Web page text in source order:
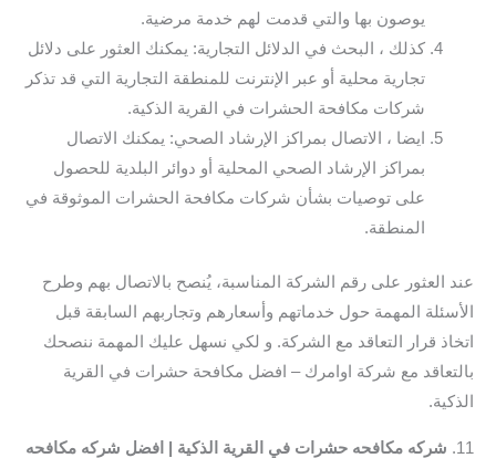
يوصون بها والتي قدمت لهم خدمة مرضية.
كذلك ، البحث في الدلائل التجارية: يمكنك العثور على دلائل
تجارية محلية أو عبر الإنترنت للمنطقة التجارية التي قد تذكر
شركات مكافحة الحشرات في القرية الذكية.
ايضا ، الاتصال بمراكز الإرشاد الصحي: يمكنك الاتصال
بمراكز الإرشاد الصحي المحلية أو دوائر البلدية للحصول
على توصيات بشأن شركات مكافحة الحشرات الموثوقة في
المنطقة.
عند العثور على رقم الشركة المناسبة، يُنصح بالاتصال بهم وطرح
الأسئلة المهمة حول خدماتهم وأسعارهم وتجاربهم السابقة قبل
اتخاذ قرار التعاقد مع الشركة. و لكي نسهل عليك المهمة ننصحك
بالتعاقد مع شركة اوامرك – افضل مكافحة حشرات في القرية
الذكية.
11.
شركه مكافحه حشرات في القرية الذكية | افضل شركه مكافحه